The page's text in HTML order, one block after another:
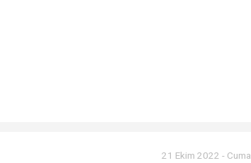
21 Ekim 2022 - Cuma